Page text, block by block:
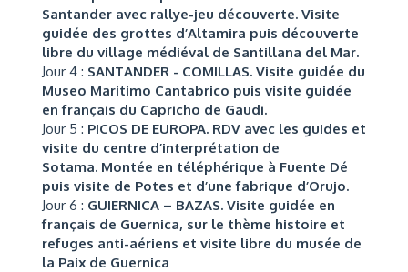
Santander avec rallye-jeu découverte. Visite
guidée des grottes d’Altamira puis découverte
libre du village médiéval de Santillana del Mar.
Jour 4 : SANTANDER - COMILLAS. Visite guidée du
Museo Maritimo Cantabrico puis visite guidée
en français du Capricho de Gaudi.
Jour 5 : PICOS DE EUROPA. RDV avec les guides et
visite du centre d’interprétation de
Sotama. Montée en téléphérique à Fuente Dé
puis visite de Potes et d’une fabrique d’Orujo.
Jour 6 : GUIERNICA – BAZAS. Visite guidée en
français de Guernica, sur le thème histoire et
refuges anti-aériens et visite libre du musée de
la Paix de Guernica